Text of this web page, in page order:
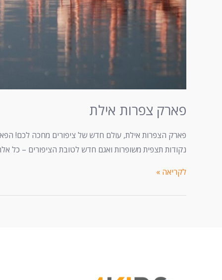
פארק צפרות אילת
פארק הצפרות אילת, עולם חדש של ציפורים מחכה לכם!
נקודות תצפית משופרות ואגם חדש לטובת הציפורים – כל
לקריאה »